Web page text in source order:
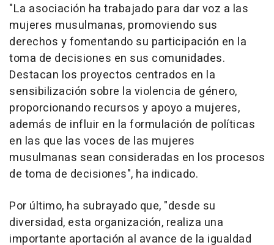
"La asociación ha trabajado para dar voz a las
mujeres musulmanas, promoviendo sus
derechos y fomentando su participación en la
toma de decisiones en sus comunidades.
Destacan los proyectos centrados en la
sensibilización sobre la violencia de género,
proporcionando recursos y apoyo a mujeres,
además de influir en la formulación de políticas
en las que las voces de las mujeres
musulmanas sean consideradas en los procesos
de toma de decisiones", ha indicado.
Por último, ha subrayado que, "desde su
diversidad, esta organización, realiza una
importante aportación al avance de la igualdad